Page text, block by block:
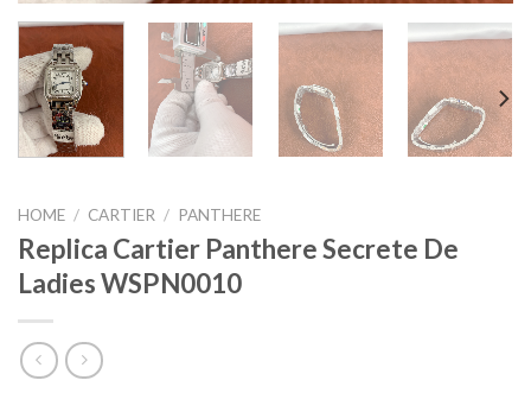
HOME / CARTIER / PANTHERE
Replica Cartier Panthere Secrete De
Ladies WSPN0010